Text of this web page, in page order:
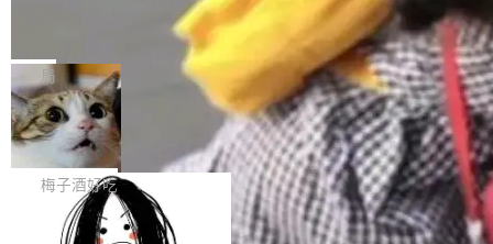
个独立于业务线程的全局通信引擎（Engine），
Coding 从个人辅助工具逐步走向团队级、组织
级应用，企业在规模化落地过程中，对安全性、
可控性和代码质量提出了更高要求。 首先是数据
安全与合规要求。对于大多数普通研发场景，公
有云模型能够满足快速试用和效率提升的需求。
但对于金融、能源、医疗等对数据安全要求较...
产品应用、支撑保障、专题等五大方向。深信服
AI算力网关（AI创新平台）成功入选！ 随着各行
各业的Agent走向规模化建设，算力构成形态逐
渐丰富，用户关注的重点也在发生变化：不只是
让AI用起来，还要进一步看清混合算力时代下，
Token花在哪里、算力是否被充分利用，以及持
续增长的AI成本该如何优化。 深信服AI算力网关
正是围绕这些实际问题，从Token治理和成本治
理两个方面，让用户的每一份算力都看得清、管
Jeff Dean 离开 Google：一个时代的结
束，一个实验室的开始
Google 员工编号 20。MapReduce 作者之一。
Bigtable 作者之一。TensorFlow 的作者之一。
Gemini 的架构师。Google 首席科学家。 Jeff D
ean 在 Google 工作了 27 年后，宣布离职。 他
不是一个人走。一同离开的还有 Sanjay Ghema
wat（Google 员工编号 23，Jeff Dean 二十多
年的编程搭档，MapReduce 和 Bigtable 的共同
作者）、Quoc Le（Google 大脑核心成员，Se
局
🔥 SolonCode v2026.8.4 发布：界面
字体可调、22 种语言、记忆搜索增强
打开终端就能上岗的全中文编码智能体，这一轮
把「看得清、用母语、记得住」三件事一次补
齐。 SolonCode 是什么 SolonCode 是杭州无
耳科技研发的企业级终端编码智能体——一位全
梅子酒好吃
让“代码语义理解”深度释放AI Coding